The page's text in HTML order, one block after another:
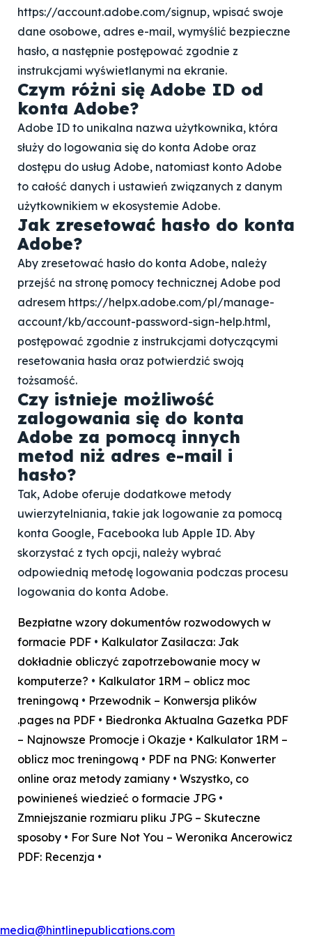
https://account.adobe.com/signup, wpisać swoje
dane osobowe, adres e-mail, wymyślić bezpieczne
hasło, a następnie postępować zgodnie z
instrukcjami wyświetlanymi na ekranie.
Czym różni się Adobe ID od
konta Adobe?
Adobe ID to unikalna nazwa użytkownika, która
służy do logowania się do konta Adobe oraz
dostępu do usług Adobe, natomiast konto Adobe
to całość danych i ustawień związanych z danym
użytkownikiem w ekosystemie Adobe.
Jak zresetować hasło do konta
Adobe?
Aby zresetować hasło do konta Adobe, należy
przejść na stronę pomocy technicznej Adobe pod
adresem https://helpx.adobe.com/pl/manage-
account/kb/account-password-sign-help.html,
postępować zgodnie z instrukcjami dotyczącymi
resetowania hasła oraz potwierdzić swoją
tożsamość.
Czy istnieje możliwość
zalogowania się do konta
Adobe za pomocą innych
metod niż adres e-mail i
hasło?
Tak, Adobe oferuje dodatkowe metody
uwierzytelniania, takie jak logowanie za pomocą
konta Google, Facebooka lub Apple ID. Aby
skorzystać z tych opcji, należy wybrać
odpowiednią metodę logowania podczas procesu
logowania do konta Adobe.
Bezpłatne wzory dokumentów rozwodowych w
formacie PDF • Kalkulator Zasilacza: Jak
dokładnie obliczyć zapotrzebowanie mocy w
komputerze? • Kalkulator 1RM – oblicz moc
treningową • Przewodnik – Konwersja plików
.pages na PDF • Biedronka Aktualna Gazetka PDF
– Najnowsze Promocje i Okazje • Kalkulator 1RM –
oblicz moc treningową • PDF na PNG: Konwerter
online oraz metody zamiany • Wszystko, co
powinieneś wiedzieć o formacie JPG •
Zmniejszanie rozmiaru pliku JPG – Skuteczne
sposoby • For Sure Not You – Weronika Ancerowicz
PDF: Recenzja •
media@hintlinepublications.com